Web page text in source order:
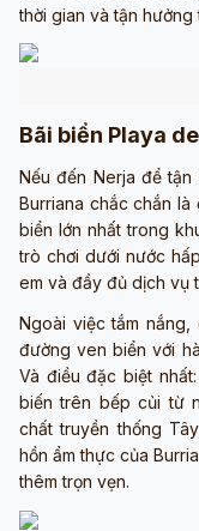
thời gian và tận hưởng
Bãi biển Playa
Nếu đến Nerja để
Burriana chắc chắn
biển lớn nhất trong
trò chơi dưới nước
em và đầy đủ dịch vụ
Ngoài việc tắm
đường ven biển với
Và điều đặc biệt
biến trên bếp củi từ
chất truyền thống
hồn ẩm thực của
thêm trọn vẹn.